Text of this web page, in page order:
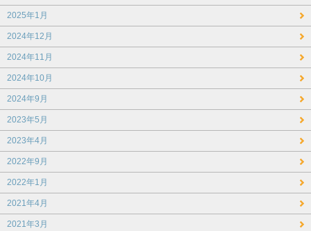
2025年1月
2024年12月
2024年11月
2024年10月
2024年9月
2023年5月
2023年4月
2022年9月
2022年1月
2021年4月
2021年3月